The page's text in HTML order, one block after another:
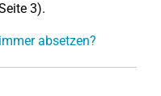
3).
absetzen?